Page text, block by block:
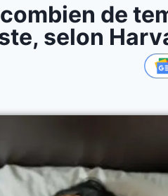
de
selon